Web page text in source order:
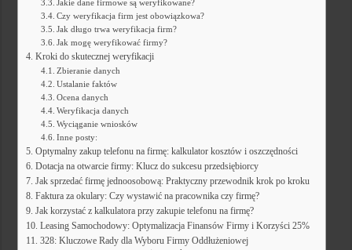
Jakie dane firmowe są weryfikowane?
Czy weryfikacja firm jest obowiązkowa?
Jak długo trwa weryfikacja firm?
Jak mogę weryfikować firmy?
Kroki do skutecznej weryfikacji
Zbieranie danych
Ustalanie faktów
Ocena danych
Weryfikacja danych
Wyciąganie wniosków
Inne posty:
Optymalny zakup telefonu na firmę: kalkulator kosztów i oszczędności
Dotacja na otwarcie firmy: Klucz do sukcesu przedsiębiorcy
Jak sprzedać firmę jednoosobową: Praktyczny przewodnik krok po kroku
Faktura za okulary: Czy wystawić na pracownika czy firmę?
Jak korzystać z kalkulatora przy zakupie telefonu na firmę?
Leasing Samochodowy: Optymalizacja Finansów Firmy i Korzyści 25%
328: Kluczowe Rady dla Wyboru Firmy Oddłużeniowej